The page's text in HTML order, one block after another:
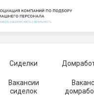
Сиделки
Вакансии
сиделок